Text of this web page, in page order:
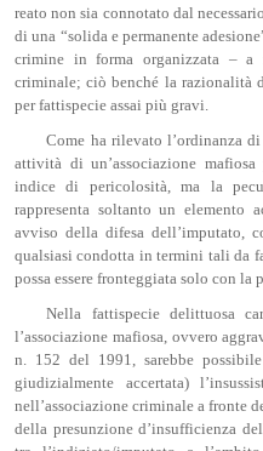
reato non sia connotato dal
di una “solida e permanente
crimine in forma organizzata –
criminale; ciò benché la razionalità
per fattispecie assai più gravi.
Come ha rilevato l’ordinanza
attività di un’associazione
indice di pericolosità, ma la
rappresenta soltanto un elemento
avviso della difesa dell’imputato,
qualsiasi condotta in termini tali da
possa essere fronteggiata solo con la
Nella fattispecie delittuosa
l’associazione mafiosa, ovvero
n. 152 del 1991, sarebbe
giudizialmente accertata)
nell’associazione criminale a fronte
della presunzione d’insufficienza